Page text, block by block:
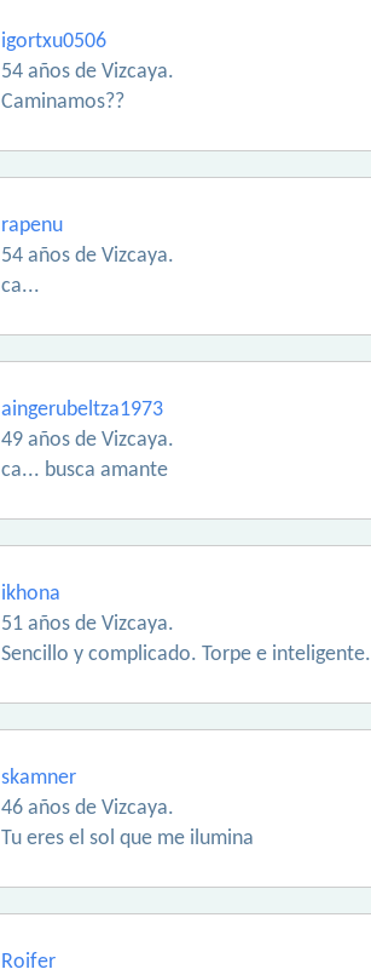
igortxu0506
54 años de Vizcaya.
Caminamos??
rapenu
54 años de Vizcaya.
ca...
aingerubeltza1973
49 años de Vizcaya.
ca... busca amante
ikhona
51 años de Vizcaya.
Sencillo y complicado. Torpe e inteligente.
skamner
46 años de Vizcaya.
Tu eres el sol que me ilumina
Roifer